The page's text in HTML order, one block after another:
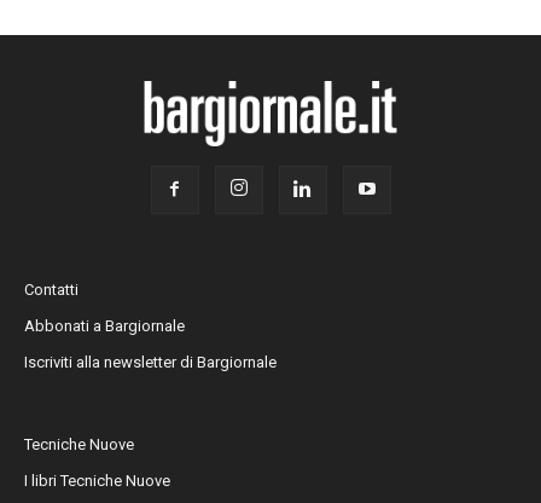
Contatti
Abbonati a Bargiornale
Iscriviti alla newsletter di Bargiornale
Tecniche Nuove
I libri Tecniche Nuove